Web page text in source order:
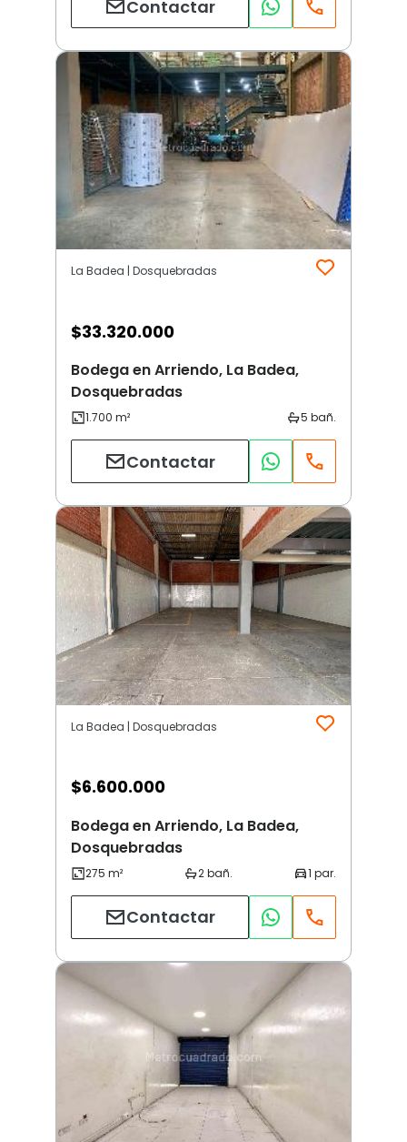
Contactar
La Badea | Dosquebradas
$33.320.000
Bodega en Arriendo, La Badea,
Dosquebradas
Contactar
La Badea | Dosquebradas
$6.600.000
Bodega en Arriendo, La Badea,
Dosquebradas
Contactar